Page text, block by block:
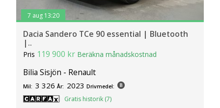
7 aug 13:20
Dacia Sandero TCe 90 essential | Bluetooth
|..
Pris 119 900 kr Beräkna månadskostnad
Bilia Sisjön - Renault
Mil: 3 326 År: 2023 Drivmedel:
Gratis historik (7)